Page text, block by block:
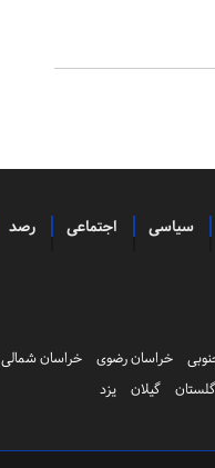
سیاسی اجتماعی رصد
خراسان رضوی خراسان شمالی
گلستان گیلان یزد